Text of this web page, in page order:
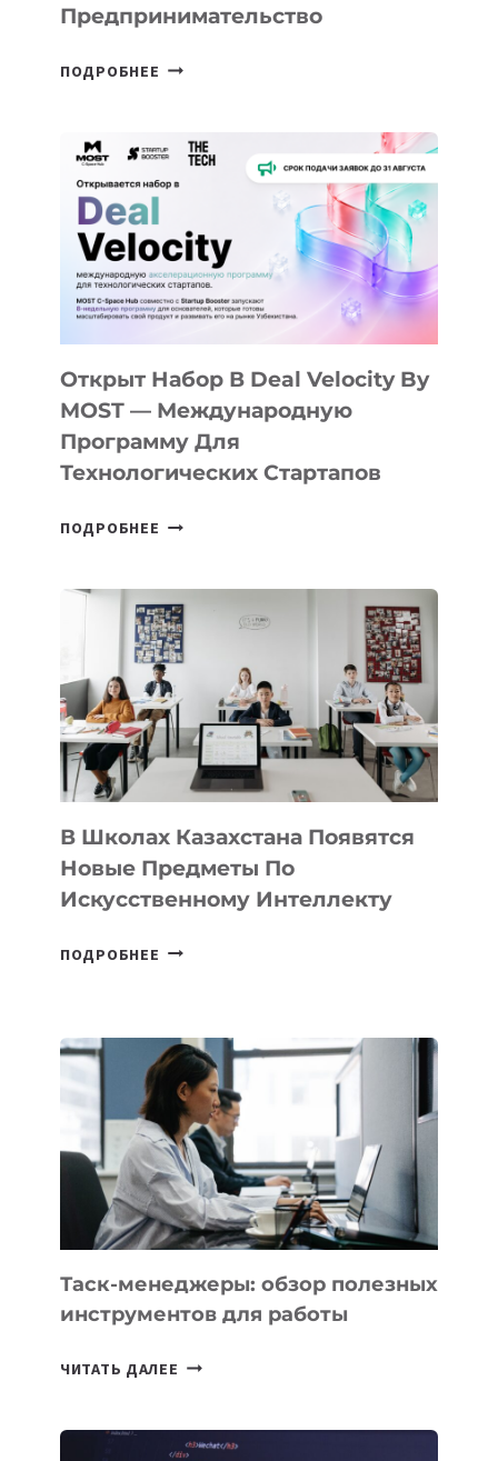
Предпринимательство
ПОДРОБНЕЕ ОТ
АЛМАТЫ:
КАК
AI
YOUTH
CAMP
ДАЛ
30
ПОДРОСТКАМ
БИЛЕТ
В
ПРЕДПРИНИМАТЕЛЬСТВО
Открыт Набор В Deal Velocity By
MOST — Международную
Программу Для
Технологических Стартапов
ПОДРОБНЕЕ ОТКРЫТ
DEAL
VELOCITY
BY
MOST
—
МЕЖДУНАРОДНУЮ
ПРОГРАММУ
ДЛЯ
ТЕХНОЛОГИЧЕСКИХ
В Школах Казахстана Появятся
Новые Предметы По
Искусственному Интеллекту
ПОДРОБНЕЕ
НОВЫЕ
ПРЕДМЕТЫ
ПО
ИСКУССТВЕННОМУ
ИНТЕЛЛЕКТУ
Таск-менеджеры: обзор полезных
инструментов для работы
ЧИТАТЬ ДАЛЕЕ ТАСК-
ПОЛЕЗНЫХ